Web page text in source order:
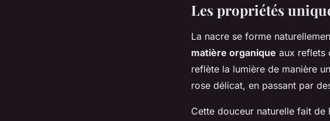
Les propriétés
La nacre se forme
matière organique aux reflets
reflète la lumière de manière
rose délicat, en passant par
Cette douceur naturelle fait